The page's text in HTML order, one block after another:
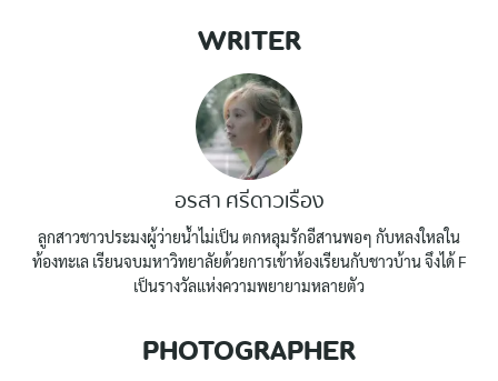
WRITER
อรสา ศรีดาวเรือง
ลูกสาวชาวประมงผู้ว่ายน้ำไม่เป็น ตกหลุมรักอีสานพอๆ กับหลงใหลใน
ท้องทะเล เรียนจบมหาวิทยาลัยด้วยการเข้าห้องเรียนกับชาวบ้าน จึงได้ F
เป็นรางวัลแห่งความพยายามหลายตัว
PHOTOGRAPHER